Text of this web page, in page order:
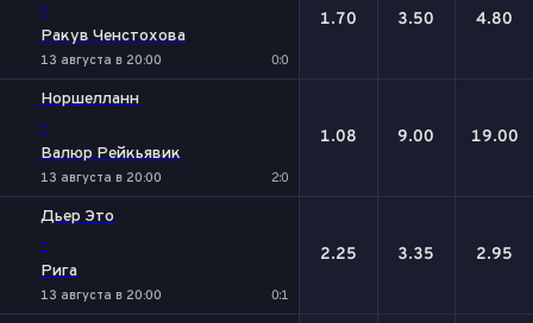
-
Ракув Ченстохова
13 августа в 20:00 0:0
1.70 3.50 4.80
Норшелланн
-
Валюр Рейкьявик
13 августа в 20:00 2:0
1.08 9.00 19.00
Дьер Это
-
Рига
13 августа в 20:00 0:1
2.25 3.35 2.95